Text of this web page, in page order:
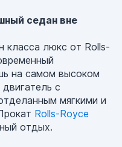
седан вне
класса люкс от Rolls-
на самом высоком
с
мягкими и
Rolls-Royce
отдых.